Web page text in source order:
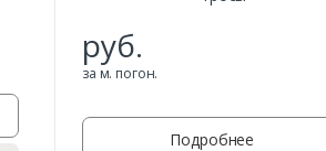
руб.
за м. погон.
Подробнее